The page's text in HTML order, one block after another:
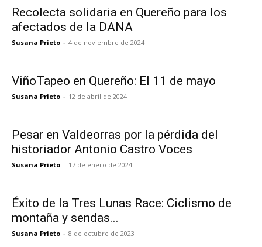
Recolecta solidaria en Quereño para los
afectados de la DANA
Susana Prieto - 4 de noviembre de 2024
ViñoTapeo en Quereño: El 11 de mayo
Susana Prieto - 12 de abril de 2024
Pesar en Valdeorras por la pérdida del
historiador Antonio Castro Voces
Susana Prieto - 17 de enero de 2024
Éxito de la Tres Lunas Race: Ciclismo de
montaña y sendas...
Susana Prieto - 8 de octubre de 2023